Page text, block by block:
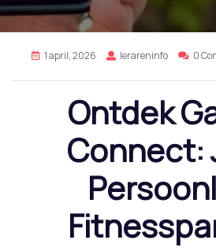
1 april, 2026 lerareninfo 0
Ontdek
Connect: